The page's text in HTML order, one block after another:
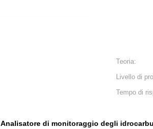
Teoria:
Livello di
Tempo di
Analisatore di monitoraggio degli